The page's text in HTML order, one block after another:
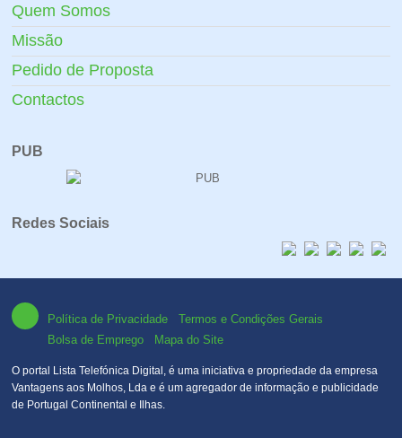
Quem Somos
Missão
Pedido de Proposta
Contactos
PUB
Redes Sociais
Política de Privacidade
Termos e Condições Gerais
Bolsa de Emprego
Mapa do Site
O portal Lista Telefónica Digital, é uma iniciativa e propriedade da empresa
Vantagens aos Molhos, Lda e é um agregador de informação e publicidade
de Portugal Continental e Ilhas.